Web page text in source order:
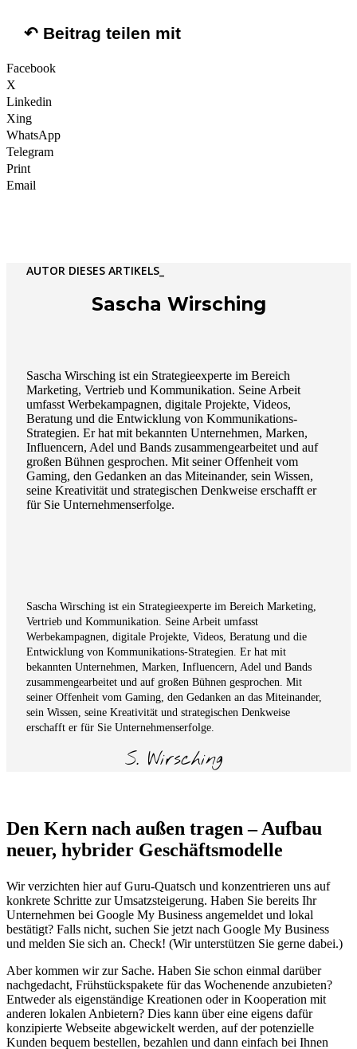
↶ Beitrag teilen mit
Facebook
X
Linkedin
Xing
WhatsApp
Telegram
Print
Email
AUTOR DIESES ARTIKELS_
Sascha Wirsching
Sascha Wirsching ist ein Strategieexperte im Bereich
Marketing, Vertrieb und Kommunikation. Seine Arbeit
umfasst Werbekampagnen, digitale Projekte, Videos,
Beratung und die Entwicklung von Kommunikations-
Strategien. Er hat mit bekannten Unternehmen, Marken,
Influencern, Adel und Bands zusammengearbeitet und auf
großen Bühnen gesprochen. Mit seiner Offenheit vom
Gaming, den Gedanken an das Miteinander, sein Wissen,
seine Kreativität und strategischen Denkweise erschafft er
für Sie Unternehmenserfolge.
Sascha Wirsching ist ein Strategieexperte im Bereich Marketing,
Vertrieb und Kommunikation. Seine Arbeit umfasst
Werbekampagnen, digitale Projekte, Videos, Beratung und die
Entwicklung von Kommunikations-Strategien. Er hat mit
bekannten Unternehmen, Marken, Influencern, Adel und Bands
zusammengearbeitet und auf großen Bühnen gesprochen. Mit
seiner Offenheit vom Gaming, den Gedanken an das Miteinander,
sein Wissen, seine Kreativität und strategischen Denkweise
erschafft er für Sie Unternehmenserfolge.
S. Wirsching
Den Kern nach außen tragen – Aufbau
neuer, hybrider Geschäftsmodelle
Wir verzichten hier auf Guru-Quatsch und konzentrieren uns auf
konkrete Schritte zur Umsatzsteigerung. Haben Sie bereits Ihr
Unternehmen bei Google My Business angemeldet und lokal
bestätigt? Falls nicht, suchen Sie jetzt nach Google My Business
und melden Sie sich an. Check! (Wir unterstützen Sie gerne dabei.)
Aber kommen wir zur Sache. Haben Sie schon einmal darüber
nachgedacht, Frühstückspakete für das Wochenende anzubieten?
Entweder als eigenständige Kreationen oder in Kooperation mit
anderen lokalen Anbietern? Dies kann über eine eigens dafür
konzipierte Webseite abgewickelt werden, auf der potenzielle
Kunden bequem bestellen, bezahlen und dann einfach bei Ihnen